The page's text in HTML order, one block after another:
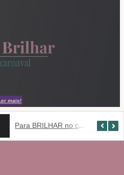
mais!
Para BRILHAR no carnaval!